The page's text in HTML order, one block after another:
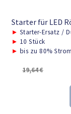
Starter für LED
► Starter-Ersatz /
► 10 Stück
► bis zu 80%
19,64€